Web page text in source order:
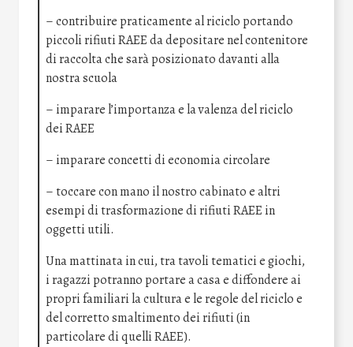
– contribuire praticamente al riciclo portando
piccoli rifiuti RAEE da depositare nel contenitore
di raccolta che sarà posizionato davanti alla
nostra scuola
– imparare l’importanza e la valenza del riciclo
dei RAEE
– imparare concetti di economia circolare
– toccare con mano il nostro cabinato e altri
esempi di trasformazione di rifiuti RAEE in
oggetti utili.
Una mattinata in cui, tra tavoli tematici e giochi,
i ragazzi potranno portare a casa e diffondere ai
propri familiari la cultura e le regole del riciclo e
del corretto smaltimento dei rifiuti (in
particolare di quelli RAEE).